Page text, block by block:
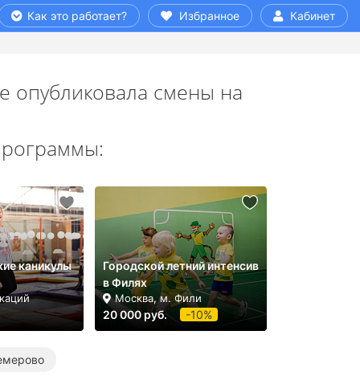
Как это работает? Избранное Кабинет
опубликовала смены на
каникулы
Городской летний интенсив
в Филях
Москва, м. Фили
20 000 руб. -10%